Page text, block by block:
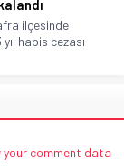
ilçesinde
hapis cezası
your comment data